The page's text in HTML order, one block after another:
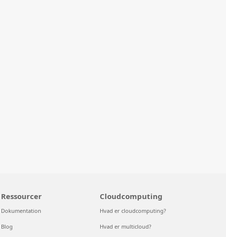
Ressourcer
Dokumentation
Blog
Cloudcomputing
Hvad er cloudcomputing?
Hvad er multicloud?